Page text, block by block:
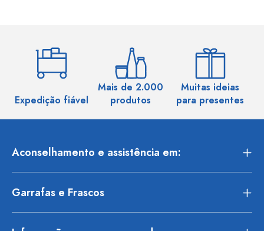
Expedição fiável
Mais de 2.000
produtos
Muitas ideias
para presentes
Aconselhamento e assistência em:
Garrafas e Frascos